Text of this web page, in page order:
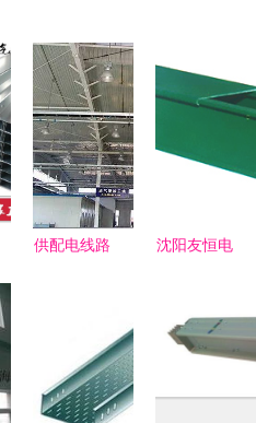
供配电线路
安消商城
沈阳友恒电
航电力安全